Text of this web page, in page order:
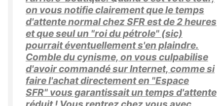
on vous notifie clairement que le temps
d'attente normal chez SFR est de 2 heures
et que seul un "roi du pétrole" (sic)
pourrait éventuellement s'en plaindre.
Comble du cynisme, on vous culpabilise
d'avoir commandé sur Internet, comme si
faire l'achat directement en "Espace
SFR" vous garantissait un temps d'attente